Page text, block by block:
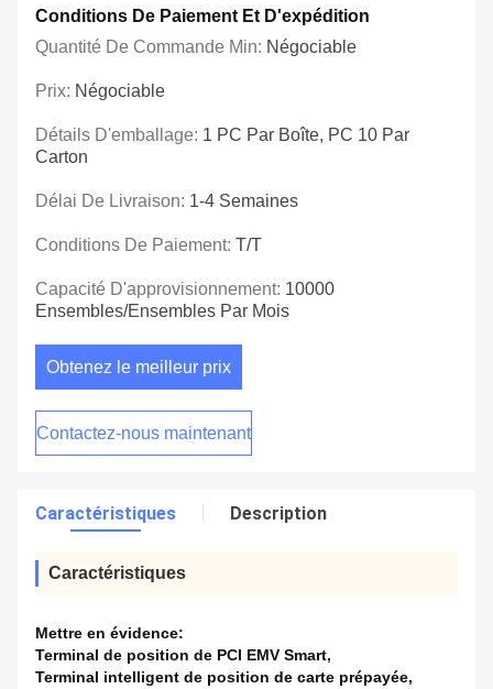
Conditions De Paiement Et D'expédition
Quantité De Commande Min: Négociable
Prix: Négociable
Détails D'emballage: 1 PC Par Boîte, PC 10 Par
Carton
Délai De Livraison: 1-4 Semaines
Conditions De Paiement: T/T
Capacité D'approvisionnement: 10000
Ensembles/ensembles Par Mois
Obtenez le meilleur prix
Contactez-nous maintenant
Caractéristiques Description
Caractéristiques
Mettre en évidence:
Terminal de position de PCI EMV Smart,
Terminal intelligent de position de carte prépayée,